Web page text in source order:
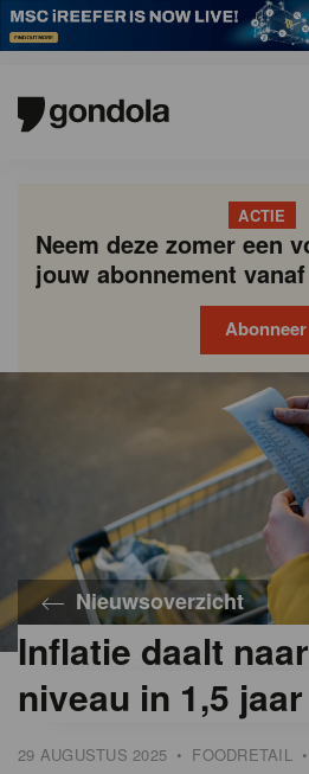
ACTIE
Neem deze zomer een
jouw abonnement
Abonneer
Nieuwsoverzicht
Inflatie daalt
niveau in 1,5
29 AUGUSTUS 2025 • FOODRETAIL •